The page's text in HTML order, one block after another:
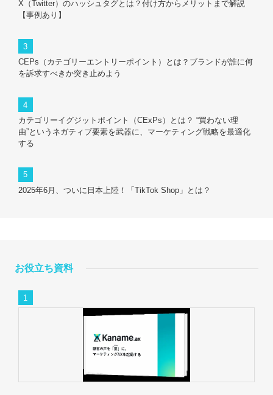
X（Twitter）のハッシュタグとは？付け方からメリットまで解説
【事例あり】
CEPs（カテゴリーエントリーポイント）とは？ブランドが誰に何
を訴求すべきか突き止めよう
カテゴリーイグジットポイント（CExPs）とは？ “買わない理
由”というネガティブ要素を武器に、マーケティング戦略を最適化
する
2025年6月、ついに日本上陸！「TikTok Shop」とは？
お役立ち資料